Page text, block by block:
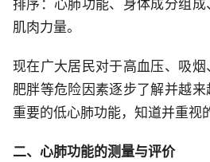
排序：心肺功能、身体成分组
肌肉力量。
现在广大居民对于高血压、吸烟
肥胖等危险因素逐步了解并越
重要的低心肺功能，知道并重视
二、心肺功能的测量与评价